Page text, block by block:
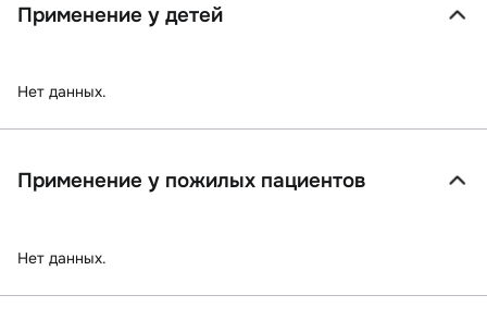
Применение у детей
Нет данных.
Применение у пожилых пациентов
Нет данных.